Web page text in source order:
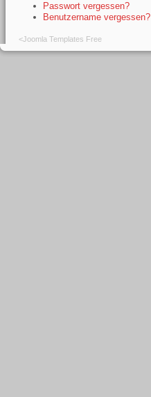
Passwort vergessen?
Benutzername vergessen?
<Joomla Templates Free